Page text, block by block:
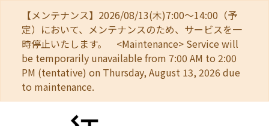
【メンテナンス】2026/08/13(木)7:00～14:00（予
定）において、メンテナンスのため、サービスを一
時停止いたします。 <Maintenance> Service will
be temporarily unavailable from 7:00 AM to 2:00
PM (tentative) on Thursday, August 13, 2026 due
to maintenance.